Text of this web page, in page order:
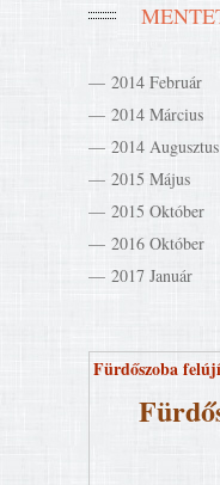
2014 Február
2014 Március
2014 Augusztus
2015 Május
2015 Október
2016 Október
2017 Január
Fürdőszoba